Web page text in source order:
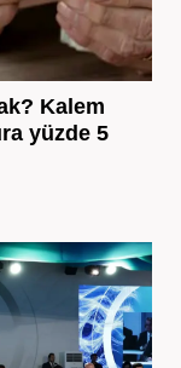
Kalem
yüzde 5